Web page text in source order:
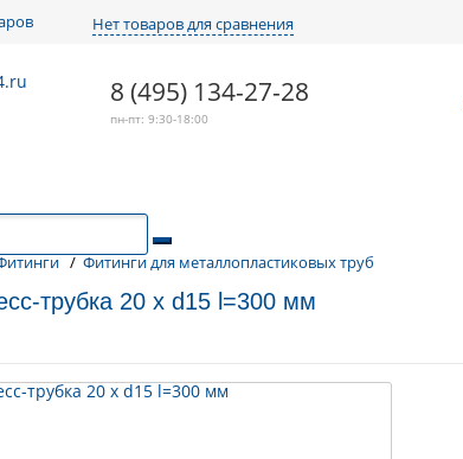
Нет товаров для сравнения
8 (495) 134-27-28
пн-пт: 9:30-18:00
/ Фитинги для металлопластиковых труб
трубка 20 x d15 l=300 мм